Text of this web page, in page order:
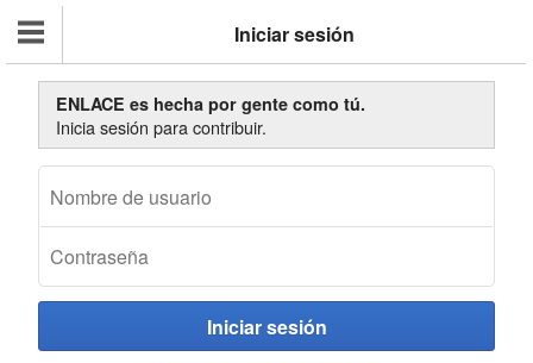
Iniciar sesión
ENLACE es hecha por gente como tú.
Inicia sesión para contribuir.